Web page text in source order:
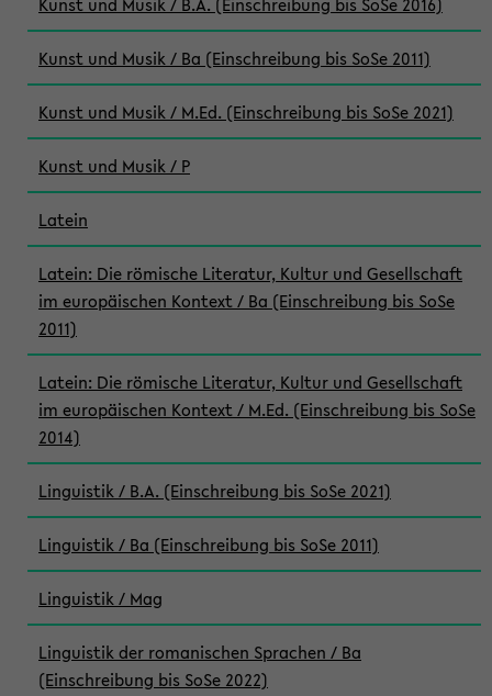
Kunst und Musik / Ba (Einschreibung bis SoSe 2011)
Kunst und Musik / M.Ed. (Einschreibung bis SoSe 2021)
Kunst und Musik / P
Latein
Latein: Die römische Literatur, Kultur und Gesellschaft
im europäischen Kontext / Ba (Einschreibung bis SoSe
2011)
Latein: Die römische Literatur, Kultur und Gesellschaft
im europäischen Kontext / M.Ed. (Einschreibung bis SoSe
2014)
Linguistik / B.A. (Einschreibung bis SoSe 2021)
Linguistik / Ba (Einschreibung bis SoSe 2011)
Linguistik / Mag
Linguistik der romanischen Sprachen / Ba
(Einschreibung bis SoSe 2022)